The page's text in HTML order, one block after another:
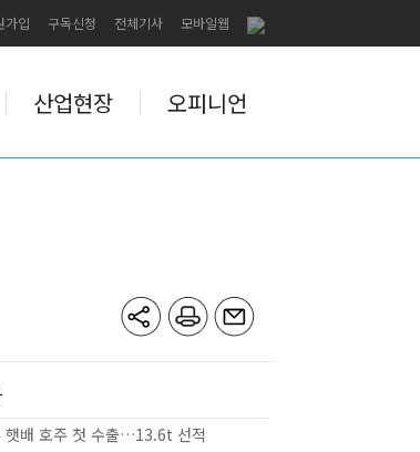
가입 구독신청 전체기사 모바일웹
산업현장 오피니언
햇배 호주 첫 수출…13.6t 선적